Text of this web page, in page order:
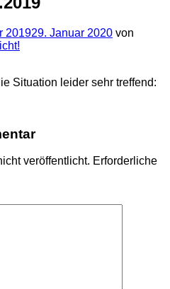
201929. Januar 2020 von
Situation leider sehr treffend:
veröffentlicht. Erforderliche